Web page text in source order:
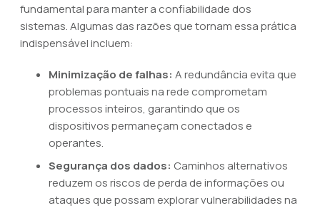
fundamental para manter a confiabilidade dos
sistemas. Algumas das razões que tornam essa prática
indispensável incluem:
Minimização de falhas: A redundância evita que
problemas pontuais na rede comprometam
processos inteiros, garantindo que os
dispositivos permaneçam conectados e
operantes.
Segurança dos dados: Caminhos alternativos
reduzem os riscos de perda de informações ou
ataques que possam explorar vulnerabilidades na